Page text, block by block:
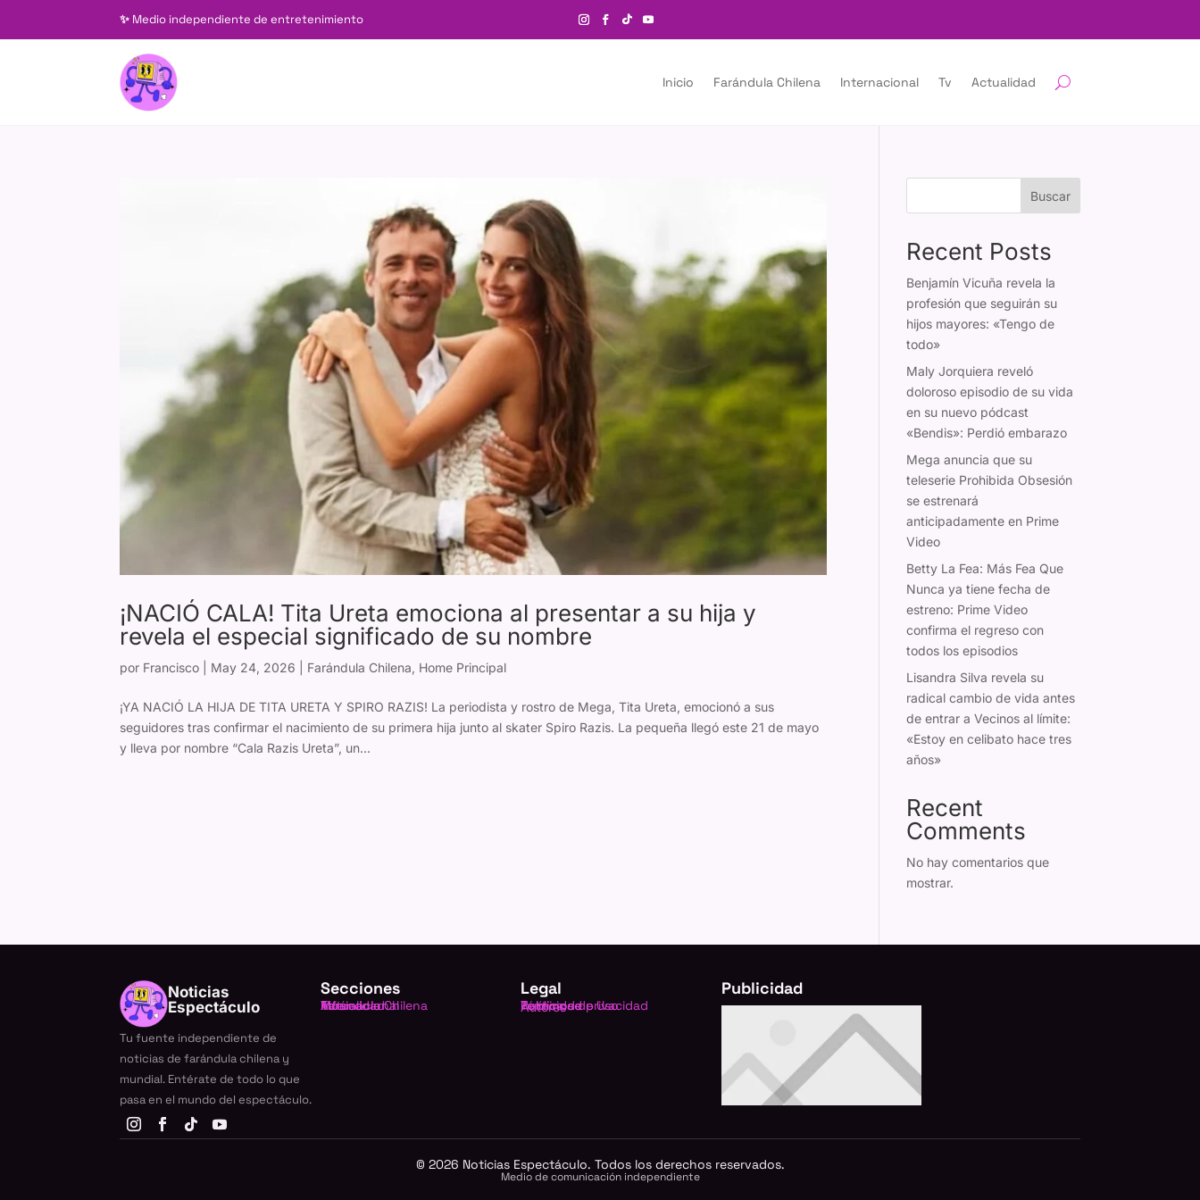
✨ Medio independiente de entretenimiento
Inicio Farándula Chilena Internacional Tv Actualidad
¡NACIÓ CALA! Tita Ureta emociona al presentar a su hija y
revela el especial significado de su nombre
por Francisco May 24, 2026 Farándula Chilena, Home Principal
¡YA NACIÓ LA HIJA DE TITA URETA Y SPIRO RAZIS! La periodista y rostro de Mega, Tita Ureta, emocionó a sus
seguidores tras confirmar el nacimiento de su primera hija junto al skater Spiro Razis. La pequeña llegó este 21 de mayo
y lleva por nombre “Cala Razis Ureta”, un...
Buscar
Recent Posts
Benjamín Vicuña revela la
profesión que seguirán su
hijos mayores: «Tengo de
todo»
Maly Jorquiera reveló
doloroso episodio de su vida
en su nuevo pódcast
«Bendis»: Perdió embarazo
Mega anuncia que su
teleserie Prohibida Obsesión
se estrenará
anticipadamente en Prime
Video
Betty La Fea: Más Fea Que
Nunca ya tiene fecha de
estreno: Prime Video
confirma el regreso con
todos los episodios
Lisandra Silva revela su
radical cambio de vida antes
de entrar a Vecinos al límite:
«Estoy en celibato hace tres
años»
Recent
Comments
No hay comentarios que
mostrar.
Noticias
Espectáculo
Tu fuente independiente de
noticias de farándula chilena y
mundial. Entérate de todo lo que
pasa en el mundo del espectáculo.
Secciones
Farándula Chilena
Internacional
TV
Música
Actualidad
Legal
Política de privacidad
Términos de Uso
Publicidad
Autores
Publicidad
© 2026 Noticias Espectáculo. Todos los derechos reservados.
Medio de comunicación independiente